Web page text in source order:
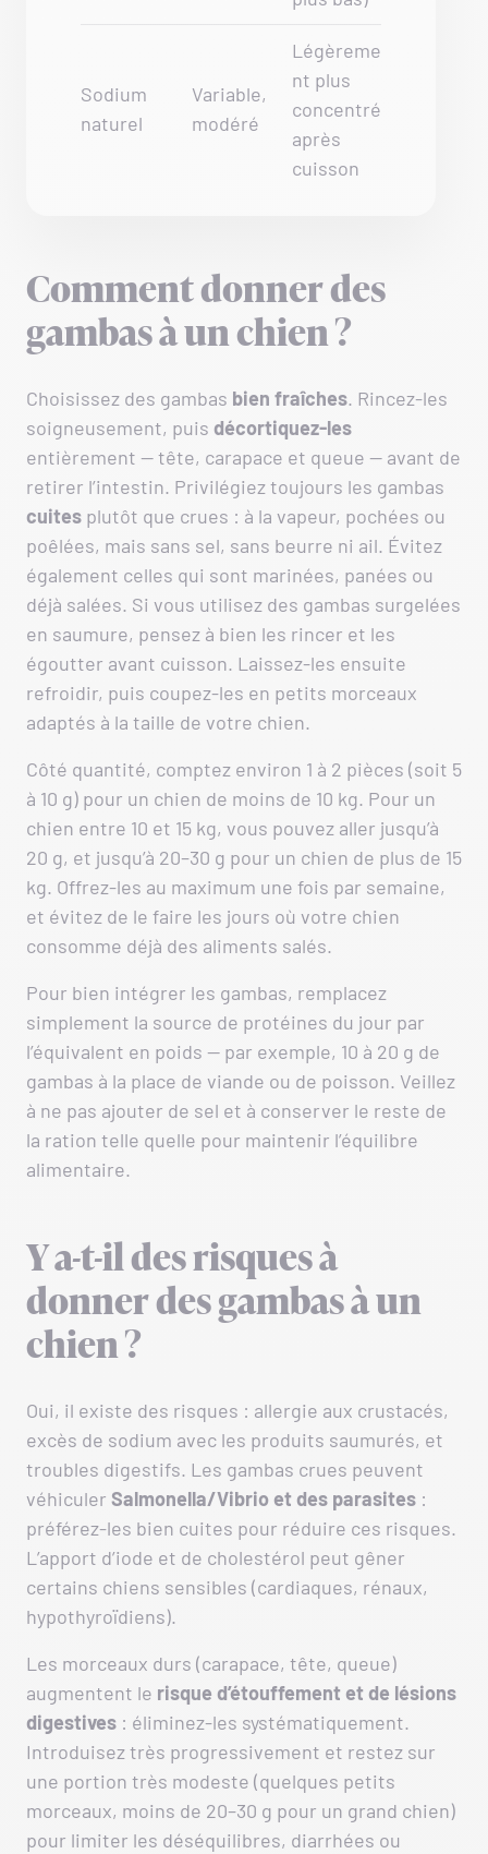
Sodium
naturel
Variable,
modéré
Légèreme
nt plus
concentré
après
cuisson
Comment donner des
gambas à un chien ?
Choisissez des gambas bien fraîches. Rincez-les
soigneusement, puis décortiquez-les
entièrement — tête, carapace et queue — avant de
retirer l’intestin. Privilégiez toujours les gambas
cuites plutôt que crues : à la vapeur, pochées ou
poêlées, mais sans sel, sans beurre ni ail. Évitez
également celles qui sont marinées, panées ou
déjà salées. Si vous utilisez des gambas surgelées
en saumure, pensez à bien les rincer et les
égoutter avant cuisson. Laissez-les ensuite
refroidir, puis coupez-les en petits morceaux
adaptés à la taille de votre chien.
Côté quantité, comptez environ 1 à 2 pièces (soit 5
à 10 g) pour un chien de moins de 10 kg. Pour un
chien entre 10 et 15 kg, vous pouvez aller jusqu’à
20 g, et jusqu’à 20–30 g pour un chien de plus de 15
kg. Offrez-les au maximum une fois par semaine,
et évitez de le faire les jours où votre chien
consomme déjà des aliments salés.
Pour bien intégrer les gambas, remplacez
simplement la source de protéines du jour par
l’équivalent en poids — par exemple, 10 à 20 g de
gambas à la place de viande ou de poisson. Veillez
à ne pas ajouter de sel et à conserver le reste de
la ration telle quelle pour maintenir l’équilibre
alimentaire.
Y a-t-il des risques à
donner des gambas à un
chien ?
Oui, il existe des risques : allergie aux crustacés,
excès de sodium avec les produits saumurés, et
troubles digestifs. Les gambas crues peuvent
véhiculer Salmonella/Vibrio et des parasites :
préférez-les bien cuites pour réduire ces risques.
L’apport d’iode et de cholestérol peut gêner
certains chiens sensibles (cardiaques, rénaux,
hypothyroïdiens).
Les morceaux durs (carapace, tête, queue)
augmentent le risque d’étouffement et de lésions
digestives : éliminez-les systématiquement.
Introduisez très progressivement et restez sur
une portion très modeste (quelques petits
morceaux, moins de 20–30 g pour un grand chien)
pour limiter les déséquilibres, diarrhées ou